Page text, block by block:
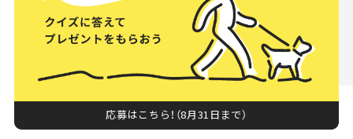
応募はこちら！（8月31日まで）